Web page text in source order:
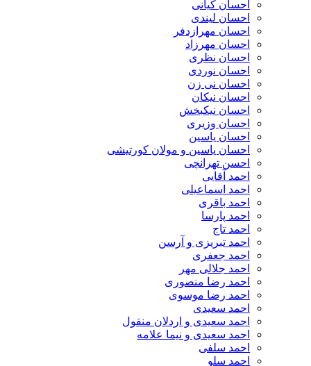
احسان کیانی
احسان لیندی
احسان مهرازدفر
احسان مهرزاد
احسان نظری
احسان نوردی
احسان نی زن
احسان نیکان
احسان نیکبخش
احسان وزیری
احسان یاسین
احسان یاسین و مولان کورتیشی
احسن تهرانچی
احمد آقایی
احمد اسماعیلی
احمد باقری
احمد پارسا
احمد تاج
احمد تبریزی و آرسن
احمد جعفری
احمد جلالی مهر
احمد رضا منصوری
احمد رضا موسوی
احمد سعیدی
احمد سعیدی و اردلان منقول
احمد سعیدی و نیما علامه
احمد سلفی
احمد سلو